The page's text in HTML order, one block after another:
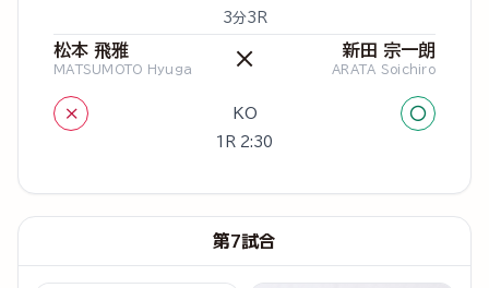
3分3R
松本 飛雅
MATSUMOTO Hyuga × 新田 宗一朗
ARATA Soichiro
× KO ○
1R 2:30
第7試合